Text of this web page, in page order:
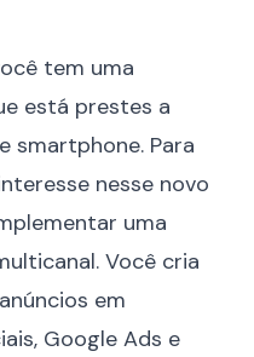
tem uma
está prestes a
smartphone. Para
nesse novo
uma
Você cria
em
Google Ads e